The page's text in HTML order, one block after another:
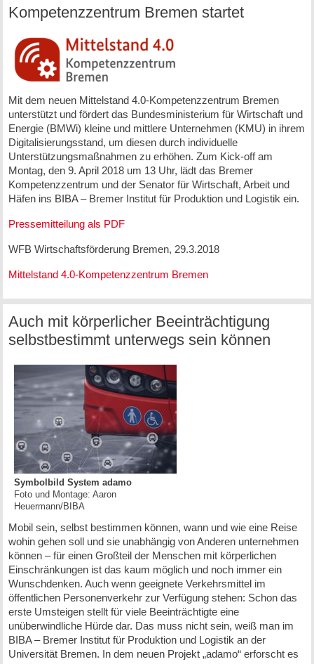
Kompetenzzentrum Bremen startet
Mit dem neuen Mittelstand 4.0‐Kompetenzzentrum Bremen
unterstützt und fördert das Bundesministerium für Wirtschaft und
Energie (BMWi) kleine und mittlere Unternehmen (KMU) in ihrem
Digitalisierungsstand, um diesen durch individuelle
Unterstützungsmaßnahmen zu erhöhen. Zum Kick‐off am
Montag, den 9. April 2018 um 13 Uhr, lädt das Bremer
Kompetenzzentrum und der Senator für Wirtschaft, Arbeit und
Häfen ins BIBA – Bremer Institut für Produktion und Logistik ein.
Pressemitteilung als PDF
WFB Wirtschaftsförderung Bremen, 29.3.2018
Mittelstand 4.0-Kompetenzzentrum Bremen
Auch mit körperlicher Beeinträchtigung
selbstbestimmt unterwegs sein können
Symbolbild System adamo
Foto und Montage: Aaron
Heuermann/BIBA
Mobil sein, selbst bestimmen können, wann und wie eine Reise
wohin gehen soll und sie unabhängig von Anderen unternehmen
können – für einen Großteil der Menschen mit körperlichen
Einschränkungen ist das kaum möglich und noch immer ein
Wunschdenken. Auch wenn geeignete Verkehrsmittel im
öffentlichen Personenverkehr zur Verfügung stehen: Schon das
erste Umsteigen stellt für viele Beeinträchtigte eine
unüberwindliche Hürde dar. Das muss nicht sein, weiß man im
BIBA – Bremer Institut für Produktion und Logistik an der
Universität Bremen. In dem neuen Projekt „adamo“ erforscht es